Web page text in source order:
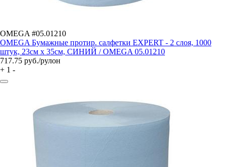
OMEGA #05.01210
OMEGA Бумажные протир. салфетки EXPERT - 2 слоя, 1000
штук, 23см х 35см, СИНИЙ / OMEGA 05.01210
717.75 руб./рулон
+ 1 -